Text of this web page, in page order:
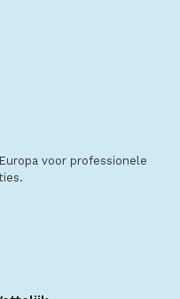
voor professionele